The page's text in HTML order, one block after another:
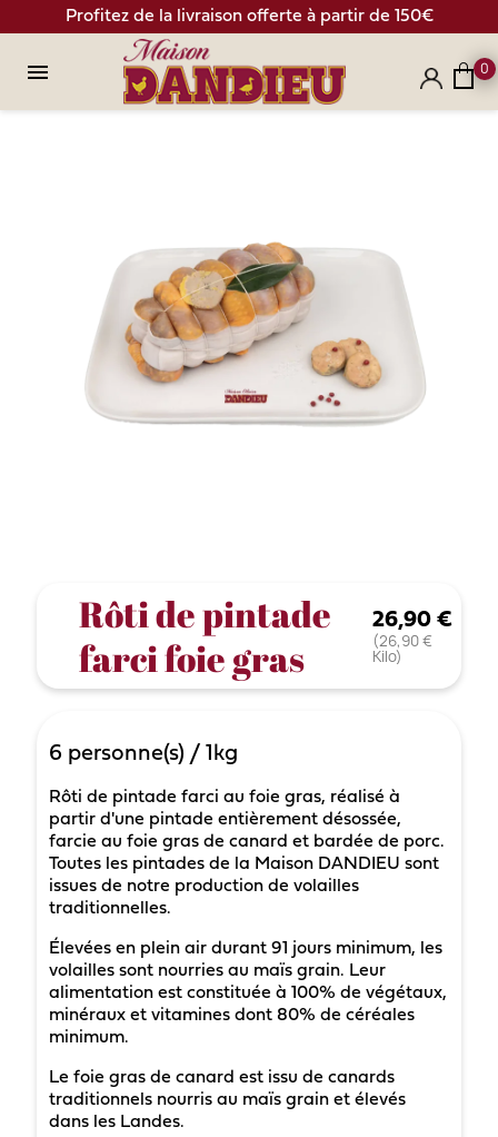
Profitez de la livraison offerte à partir de 150€
 0
Rôti de pintade
farci foie gras
26,90 €
(26,90 €
Kilo)
6 personne(s) /1kg
Rôti de pintade farci au foie gras, réalisé à
partir d'une pintade entièrement désossée,
farcie au foie gras de canard et bardée de porc.
Toutes les pintades de la Maison DANDIEU sont
issues de notre production de volailles
traditionnelles.
Élevées en plein air durant 91 jours minimum, les
volailles sont nourries au maïs grain. Leur
alimentation est constituée à 100% de végétaux,
minéraux et vitamines dont 80% de céréales
minimum.
Le foie gras de canard est issu de canards
traditionnels nourris au maïs grain et élevés
dans les Landes.